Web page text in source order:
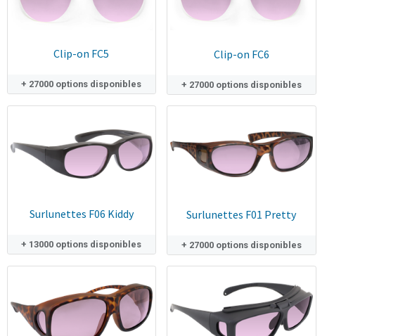
Clip-on FC5
+ 27000 options disponibles
Clip-on FC6
+ 27000 options disponibles
Surlunettes F06 Kiddy
+ 13000 options disponibles
Surlunettes F01 Pretty
+ 27000 options disponibles